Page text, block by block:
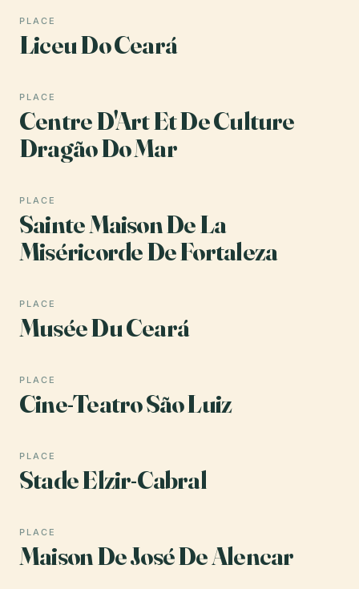
PLACE
Liceu Do Ceará
PLACE
Centre D'Art Et De Culture
Dragão Do Mar
PLACE
Sainte Maison De La
Miséricorde De Fortaleza
PLACE
Musée Du Ceará
PLACE
Cine-Teatro São Luiz
PLACE
Stade Elzir-Cabral
PLACE
Maison De José De Alencar